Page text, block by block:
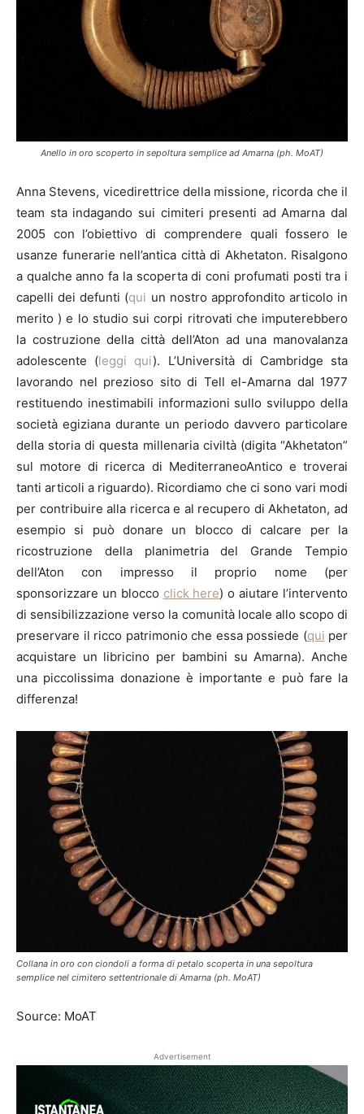
Anello in oro scoperto in sepoltura semplice ad Amarna (ph. MoAT)
Anna Stevens, vicedirettrice della missione, ricorda che il
team sta indagando sui cimiteri presenti ad Amarna dal
2005 con l’obiettivo di comprendere quali fossero le
usanze funerarie nell’antica città di Akhetaton. Risalgono
a qualche anno fa la scoperta di coni profumati posti tra i
capelli dei defunti (qui un nostro approfondito articolo in
merito ) e lo studio sui corpi ritrovati che imputerebbero
la costruzione della città dell’Aton ad una manovalanza
adolescente (leggi qui). L’Università di Cambridge sta
lavorando nel prezioso sito di Tell el-Amarna dal 1977
restituendo inestimabili informazioni sullo sviluppo della
società egiziana durante un periodo davvero particolare
della storia di questa millenaria civiltà (digita “Akhetaton”
sul motore di ricerca di MediterraneoAntico e troverai
tanti articoli a riguardo). Ricordiamo che ci sono vari modi
per contribuire alla ricerca e al recupero di Akhetaton, ad
esempio si può donare un blocco di calcare per la
ricostruzione della planimetria del Grande Tempio
dell’Aton con impresso il proprio nome (per
sponsorizzare un blocco click here) o aiutare l’intervento
di sensibilizzazione verso la comunità locale allo scopo di
preservare il ricco patrimonio che essa possiede (qui per
acquistare un libricino per bambini su Amarna). Anche
una piccolissima donazione è importante e può fare la
differenza!
Collana in oro con ciondoli a forma di petalo scoperta in una sepoltura
semplice nel cimitero settentrionale di Amarna (ph. MoAT)
Source: MoAT
Advertisement